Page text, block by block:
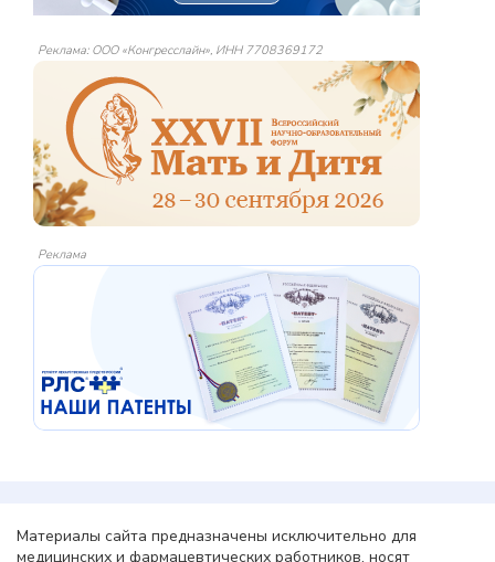
Реклама: ООО «Конгресслайн», ИНН 7708369172
Реклама
Материалы сайта предназначены исключительно для
медицинских и фармацевтических работников, носят